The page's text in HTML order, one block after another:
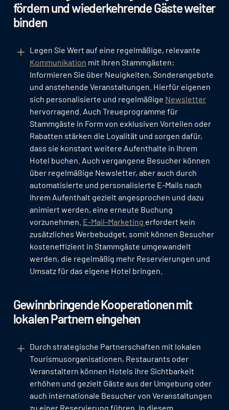
fördern und wiederkehrende Gäste weiter
binden
Legen Sie Wert auf eine regelmäßige, relevante
Kommunikation mit Ihren Stammgästen:
Informieren Sie über Neuigkeiten, Sonderangebote
und anstehende Veranstaltungen. Hierfür eigenen
sich personalisierte und regelmäßige Newsletter
hervorragend. Auch Treueprogramme für
Stammgäste in Form von exklusiven Vorteilen oder
Rabatten stärken die Loyalität und sorgen dafür,
dass sie konstant weitere Aufenthalte in Ihrem
Hotel buchen. Auch vergangene Besucher können
über regelmäßige Newsletter, aber auch durch
automatisierte und personalisierte E-Mails nach
Ihrem Aufenthalt gezielt angesprochen und dazu
animiert werden, eine erneute Buchung
vorzunehmen. E-Mail-Marketing erfordert kein
zusätzliches Werbebudget, somit können Besucher
kosteneffizient in Stammgäste umgewandelt
werden, die regelmäßig mehr Reservierungen und
Umsatz für das eigene Hotel bringen.
Gewinnbringende Kooperationen mit
lokalen Partnern eingehen
Durch strategische Partnerschaften mit lokalen
Tourismusorganisationen, Restaurants oder
Veranstaltern können Hotels ihre Sichtbarkeit
erhöhen und gezielt Gäste aus der Umgebung oder
auch internationale Besucher von Veranstaltungen
zu einer Reservierung führen. In diesem